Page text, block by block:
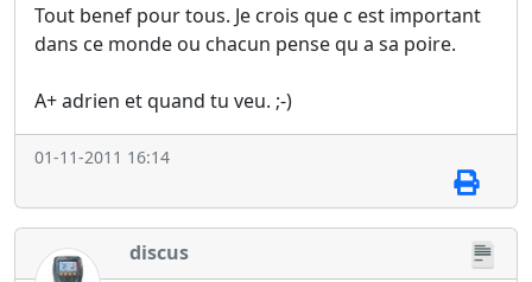
Tout benef pour tous. Je crois que c est important
dans ce monde ou chacun pense qu a sa poire.
A+ adrien et quand tu veu. ;-)
01-11-2011 16:14
discus